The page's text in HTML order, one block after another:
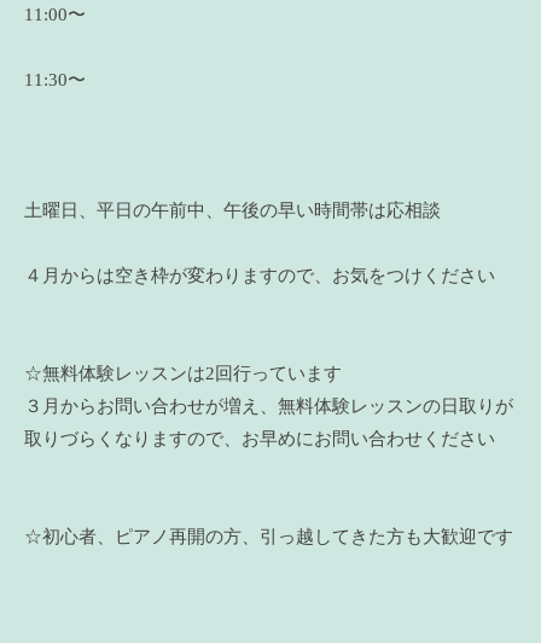
11:00〜
11:30〜
土曜日、平日の午前中、午後の早い時間帯は応相談
４月からは空き枠が変わりますので、お気をつけください
☆無料体験レッスンは2回行っています
３月からお問い合わせが増え、無料体験レッスンの日取りが
取りづらくなりますので、お早めにお問い合わせください
☆初心者、ピアノ再開の方、引っ越してきた方も大歓迎です